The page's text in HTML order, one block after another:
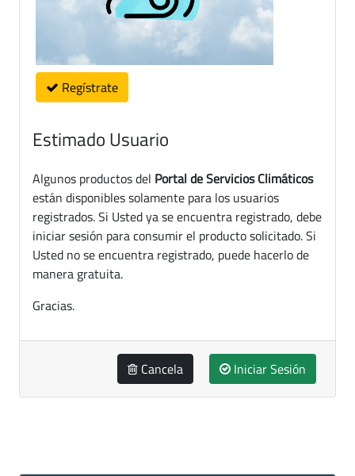
Regístrate
Estimado Usuario
Algunos productos del Portal de Servicios Climáticos
están disponibles solamente para los usuarios
registrados. Si Usted ya se encuentra registrado, debe
iniciar sesión para consumir el producto solicitado. Si
Usted no se encuentra registrado, puede hacerlo de
manera gratuita.
Gracias.
Cancela Iniciar Sesión